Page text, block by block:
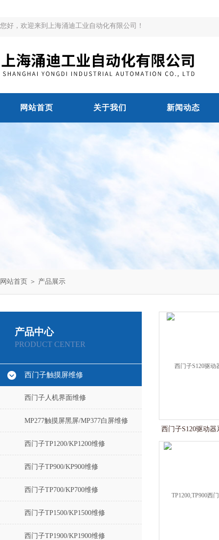
您好，欢迎来到上海涌迪工业自动化有限公司！
网站首页 关于我们 新闻动态
网站首页 ＞ 产品展示
产品中心
PRODUCT CENTER
西门子触摸屏维修
西门子人机界面维修
MP277触摸屏黑屏/MP377白屏维修
西门子TP1200/KP1200维修
西门子TP900/KP900维修
西门子TP700/KP700维修
西门子TP1500/KP1500维修
西门子TP1900/KP1900维修
西门子S120驱动器